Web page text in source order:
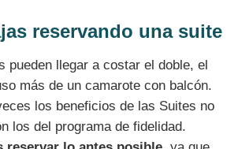
reservando una suite
pueden llegar a costar el doble, el
más de un camarote con balcón.
los beneficios de las Suites no
los del programa de fidelidad.